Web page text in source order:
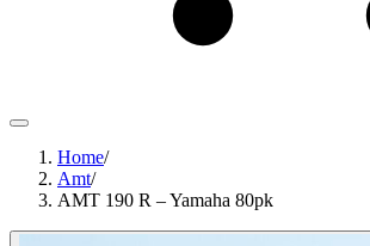
Home/
Amt/
AMT 190 R – Yamaha 80pk